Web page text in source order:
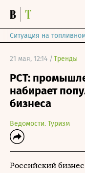
Ситуация на
21 мая, 12:14 /Тренды
РСТ:
набирает
бизнеса
Ведомости. Туризм
Российский